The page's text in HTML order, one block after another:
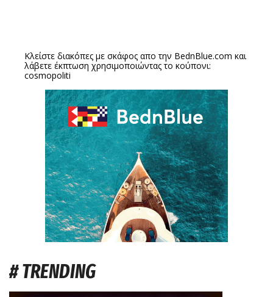
Κλείστε διακόπες με σκάφος απο την BednBlue.com και
λάβετε έκπτωση χρησιμοποιώντας το κούπονι:
cosmopoliti
# TRENDING